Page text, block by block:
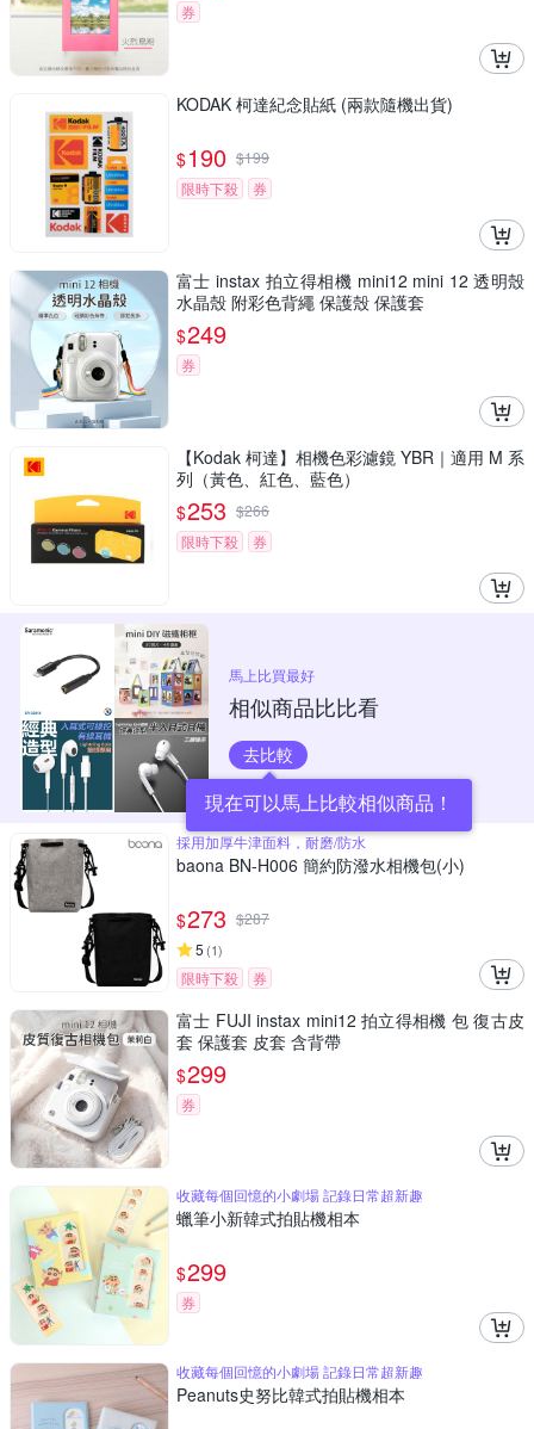
券
KODAK 柯達紀念貼紙 (兩款隨機出貨)
$190 $199
限時下殺
券
富士 instax 拍立得相機 mini12 mini 12 透明殼
水晶殼 附彩色背繩 保護殼 保護套
$249
券
【Kodak 柯達】相機色彩濾鏡 YBR｜適用 M 系
列（黃色、紅色、藍色）
$253 $266
限時下殺
券
馬上比買最好
相似商品比比看
去比較
現在可以馬上比較相似商品！
採用加厚牛津面料，耐磨/防水
baona BN-H006 簡約防潑水相機包(小)
$273 $287
5 (1)
限時下殺 券
富士 FUJI instax mini12 拍立得相機 包 復古皮
套 保護套 皮套 含背帶
$299
券
收藏每個回憶的小劇場 記錄日常超新趣
蠟筆小新韓式拍貼機相本
$299
券
收藏每個回憶的小劇場 記錄日常超新趣
Peanuts史努比韓式拍貼機相本